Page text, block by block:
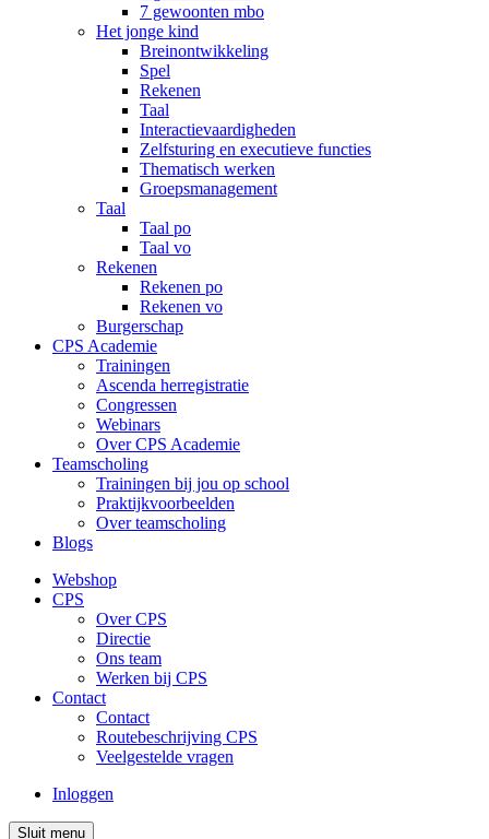
7 gewoonten mbo
Het jonge kind
Breinontwikkeling
Spel
Rekenen
Taal
Interactievaardigheden
Zelfsturing en executieve functies
Thematisch werken
Groepsmanagement
Taal
Taal po
Taal vo
Rekenen
Rekenen po
Rekenen vo
Burgerschap
CPS Academie
Trainingen
Ascenda herregistratie
Congressen
Webinars
Over CPS Academie
Teamscholing
Trainingen bij jou op school
Praktijkvoorbeelden
Over teamscholing
Blogs
Webshop
CPS
Over CPS
Directie
Ons team
Werken bij CPS
Contact
Contact
Routebeschrijving CPS
Veelgestelde vragen
Inloggen
Sluit menu